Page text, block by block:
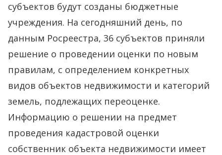
субъектов будут созданы бюджетные
учреждения. На сегодняшний день, по
данным Росреестра, 36 субъектов приняли
решение о проведении оценки по новым
правилам, с определением конкретных
видов объектов недвижимости и категорий
земель, подлежащих переоценке.
Информацию о решении на предмет
проведения кадастровой оценки
собственник объекта недвижимости имеет